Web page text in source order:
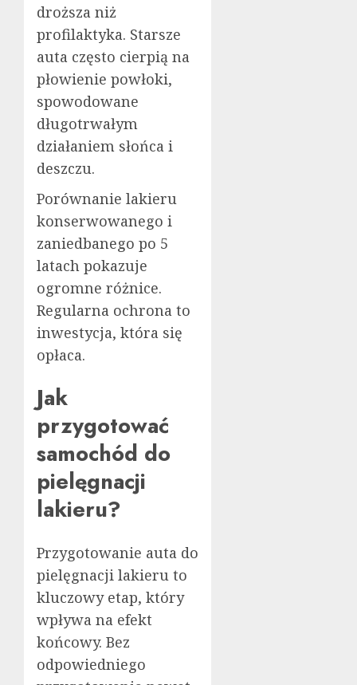
droższa niż
profilaktyka. Starsze
auta często cierpią na
płowienie powłoki,
spowodowane
długotrwałym
działaniem słońca i
deszczu.
Porównanie lakieru
konserwowanego i
zaniedbanego po 5
latach pokazuje
ogromne różnice.
Regularna ochrona to
inwestycja, która się
opłaca.
Jak
przygotować
samochód do
pielęgnacji
lakieru?
Przygotowanie auta do
pielęgnacji lakieru to
kluczowy etap, który
wpływa na efekt
końcowy. Bez
odpowiedniego